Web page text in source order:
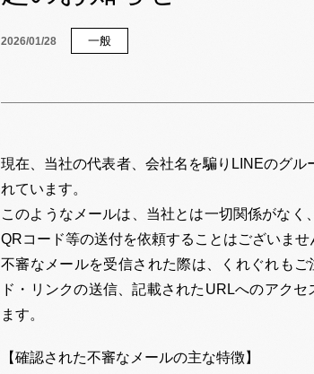
2026/01/28 一般
現在、当社の代表者、会社名を騙りLINEのグ
れています。
このようなメールは、当社とは一切関係がな
QRコード等の送付を依頼することはございませ
不審なメールを受信された際は、くれぐれも
ド・リンクの送信、記載されたURLへのアク
ます。
【確認された不審なメールの主な特徴】